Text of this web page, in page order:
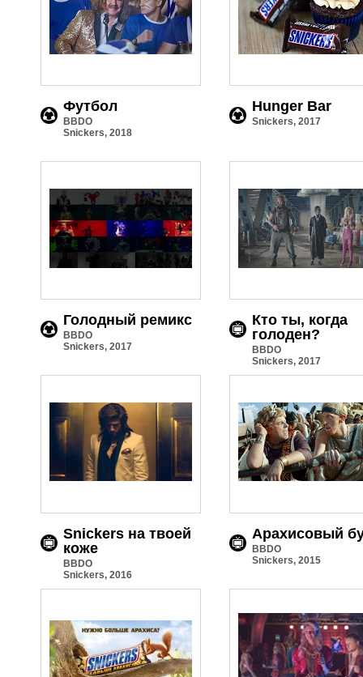
Футбол
BBDO
Snickers, 2018
Hunger Bar
Snickers, 2017
Голодный ремикс
BBDO
Snickers, 2017
Кто ты, когда
голоден?
BBDO
Snickers, 2017
Snickers на твоей
коже
BBDO
Snickers, 2016
Арахисовый
BBDO
Snickers, 2015